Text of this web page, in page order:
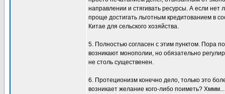
направлении и стягивать ресурсы. А если
проще достигать льготным кредитованием в
Китае для сельского хозяйства.
5. Полностью согласен с этим пунктом. Пора
возникают монополии, но обязательно
не столь существенен.
6. Протеционизм конечно дело, только это
возникает желание кого-либо поиметь?